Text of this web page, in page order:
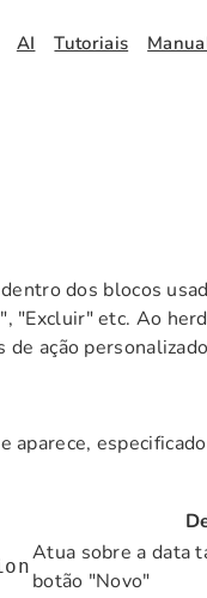
AI Tutoriais
dos blocos
etc. Ao
de ação
aparece,
Atua sobre a data
botão "Novo"